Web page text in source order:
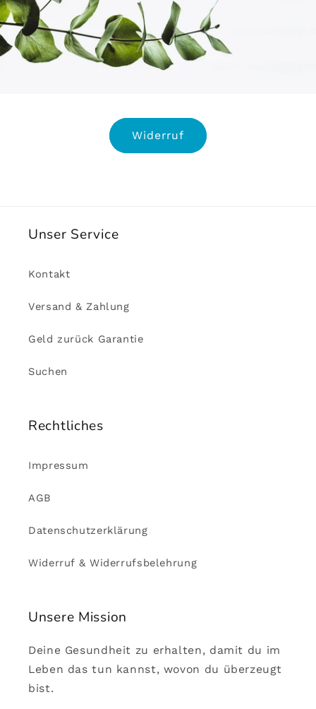
Widerruf
Unser Service
Kontakt
Versand & Zahlung
Geld zurück Garantie
Suchen
Rechtliches
Impressum
AGB
Datenschutzerklärung
Widerruf & Widerrufsbelehrung
Unsere Mission
Deine Gesundheit zu erhalten, damit du im
Leben das tun kannst, wovon du überzeugt
bist.